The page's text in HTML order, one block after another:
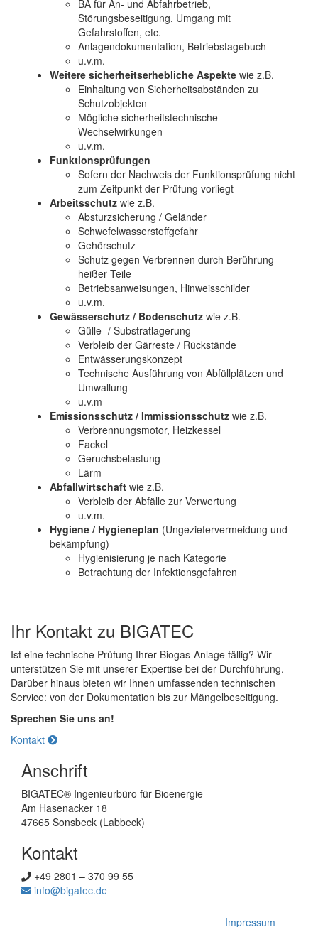
BA für An- und Abfahrbetrieb,
Störungsbeseitigung, Umgang mit
Gefahrstoffen, etc.
Anlagendokumentation, Betriebstagebuch
u.v.m.
Weitere sicherheitserhebliche Aspekte wie z.B.
Einhaltung von Sicherheitsabständen zu
Schutzobjekten
Mögliche sicherheitstechnische
Wechselwirkungen
u.v.m.
Funktionsprüfungen
Sofern der Nachweis der Funktionsprüfung nicht
zum Zeitpunkt der Prüfung vorliegt
Arbeitsschutz wie z.B.
Absturzsicherung / Geländer
Schwefelwasserstoffgefahr
Gehörschutz
Schutz gegen Verbrennen durch Berührung
heißer Teile
Betriebsanweisungen, Hinweisschilder
u.v.m.
Gewässerschutz / Bodenschutz wie z.B.
Gülle- / Substratlagerung
Verbleib der Gärreste / Rückstände
Entwässerungskonzept
Technische Ausführung von Abfüllplätzen und
Umwallung
u.v.m
Emissionsschutz / Immissionsschutz wie z.B.
Verbrennungsmotor, Heizkessel
Fackel
Geruchsbelastung
Lärm
Abfallwirtschaft wie z.B.
Verbleib der Abfälle zur Verwertung
u.v.m.
Hygiene / Hygieneplan (Ungeziefervermeidung und -
bekämpfung)
Hygienisierung je nach Kategorie
Betrachtung der Infektionsgefahren
Ihr Kontakt zu BIGATEC
Ist eine technische Prüfung Ihrer Biogas-Anlage fällig? Wir
unterstützen Sie mit unserer Expertise bei der Durchführung.
Darüber hinaus bieten wir Ihnen umfassenden technischen
Service: von der Dokumentation bis zur Mängelbeseitigung.
Sprechen Sie uns an!
Kontakt
Anschrift
BIGATEC® Ingenieurbüro für Bioenergie
Am Hasenacker 18
47665 Sonsbeck (Labbeck)
Kontakt
+49 2801 – 370 99 55
info@bigatec.de
Impressum